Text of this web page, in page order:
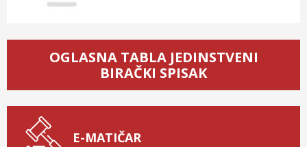
OGLASNA TABLA JEDINSTVENI
BIRAČKI SPISAK
E-MATIČAR